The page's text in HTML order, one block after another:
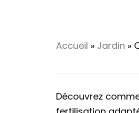
Accueil » Jardin »
Découvrez